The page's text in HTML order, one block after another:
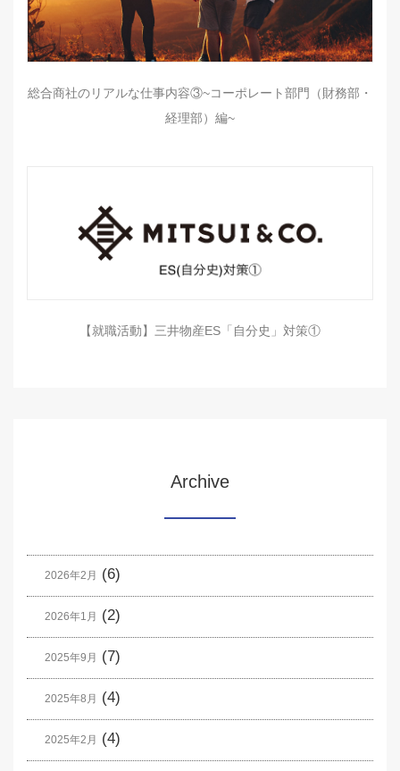
総合商社のリアルな仕事内容③~コーポレート部門（財務部・
経理部）編~
【就職活動】三井物産ES「自分史」対策①
Archive
2026年2月 (6)
2026年1月 (2)
2025年9月 (7)
2025年8月 (4)
2025年2月 (4)